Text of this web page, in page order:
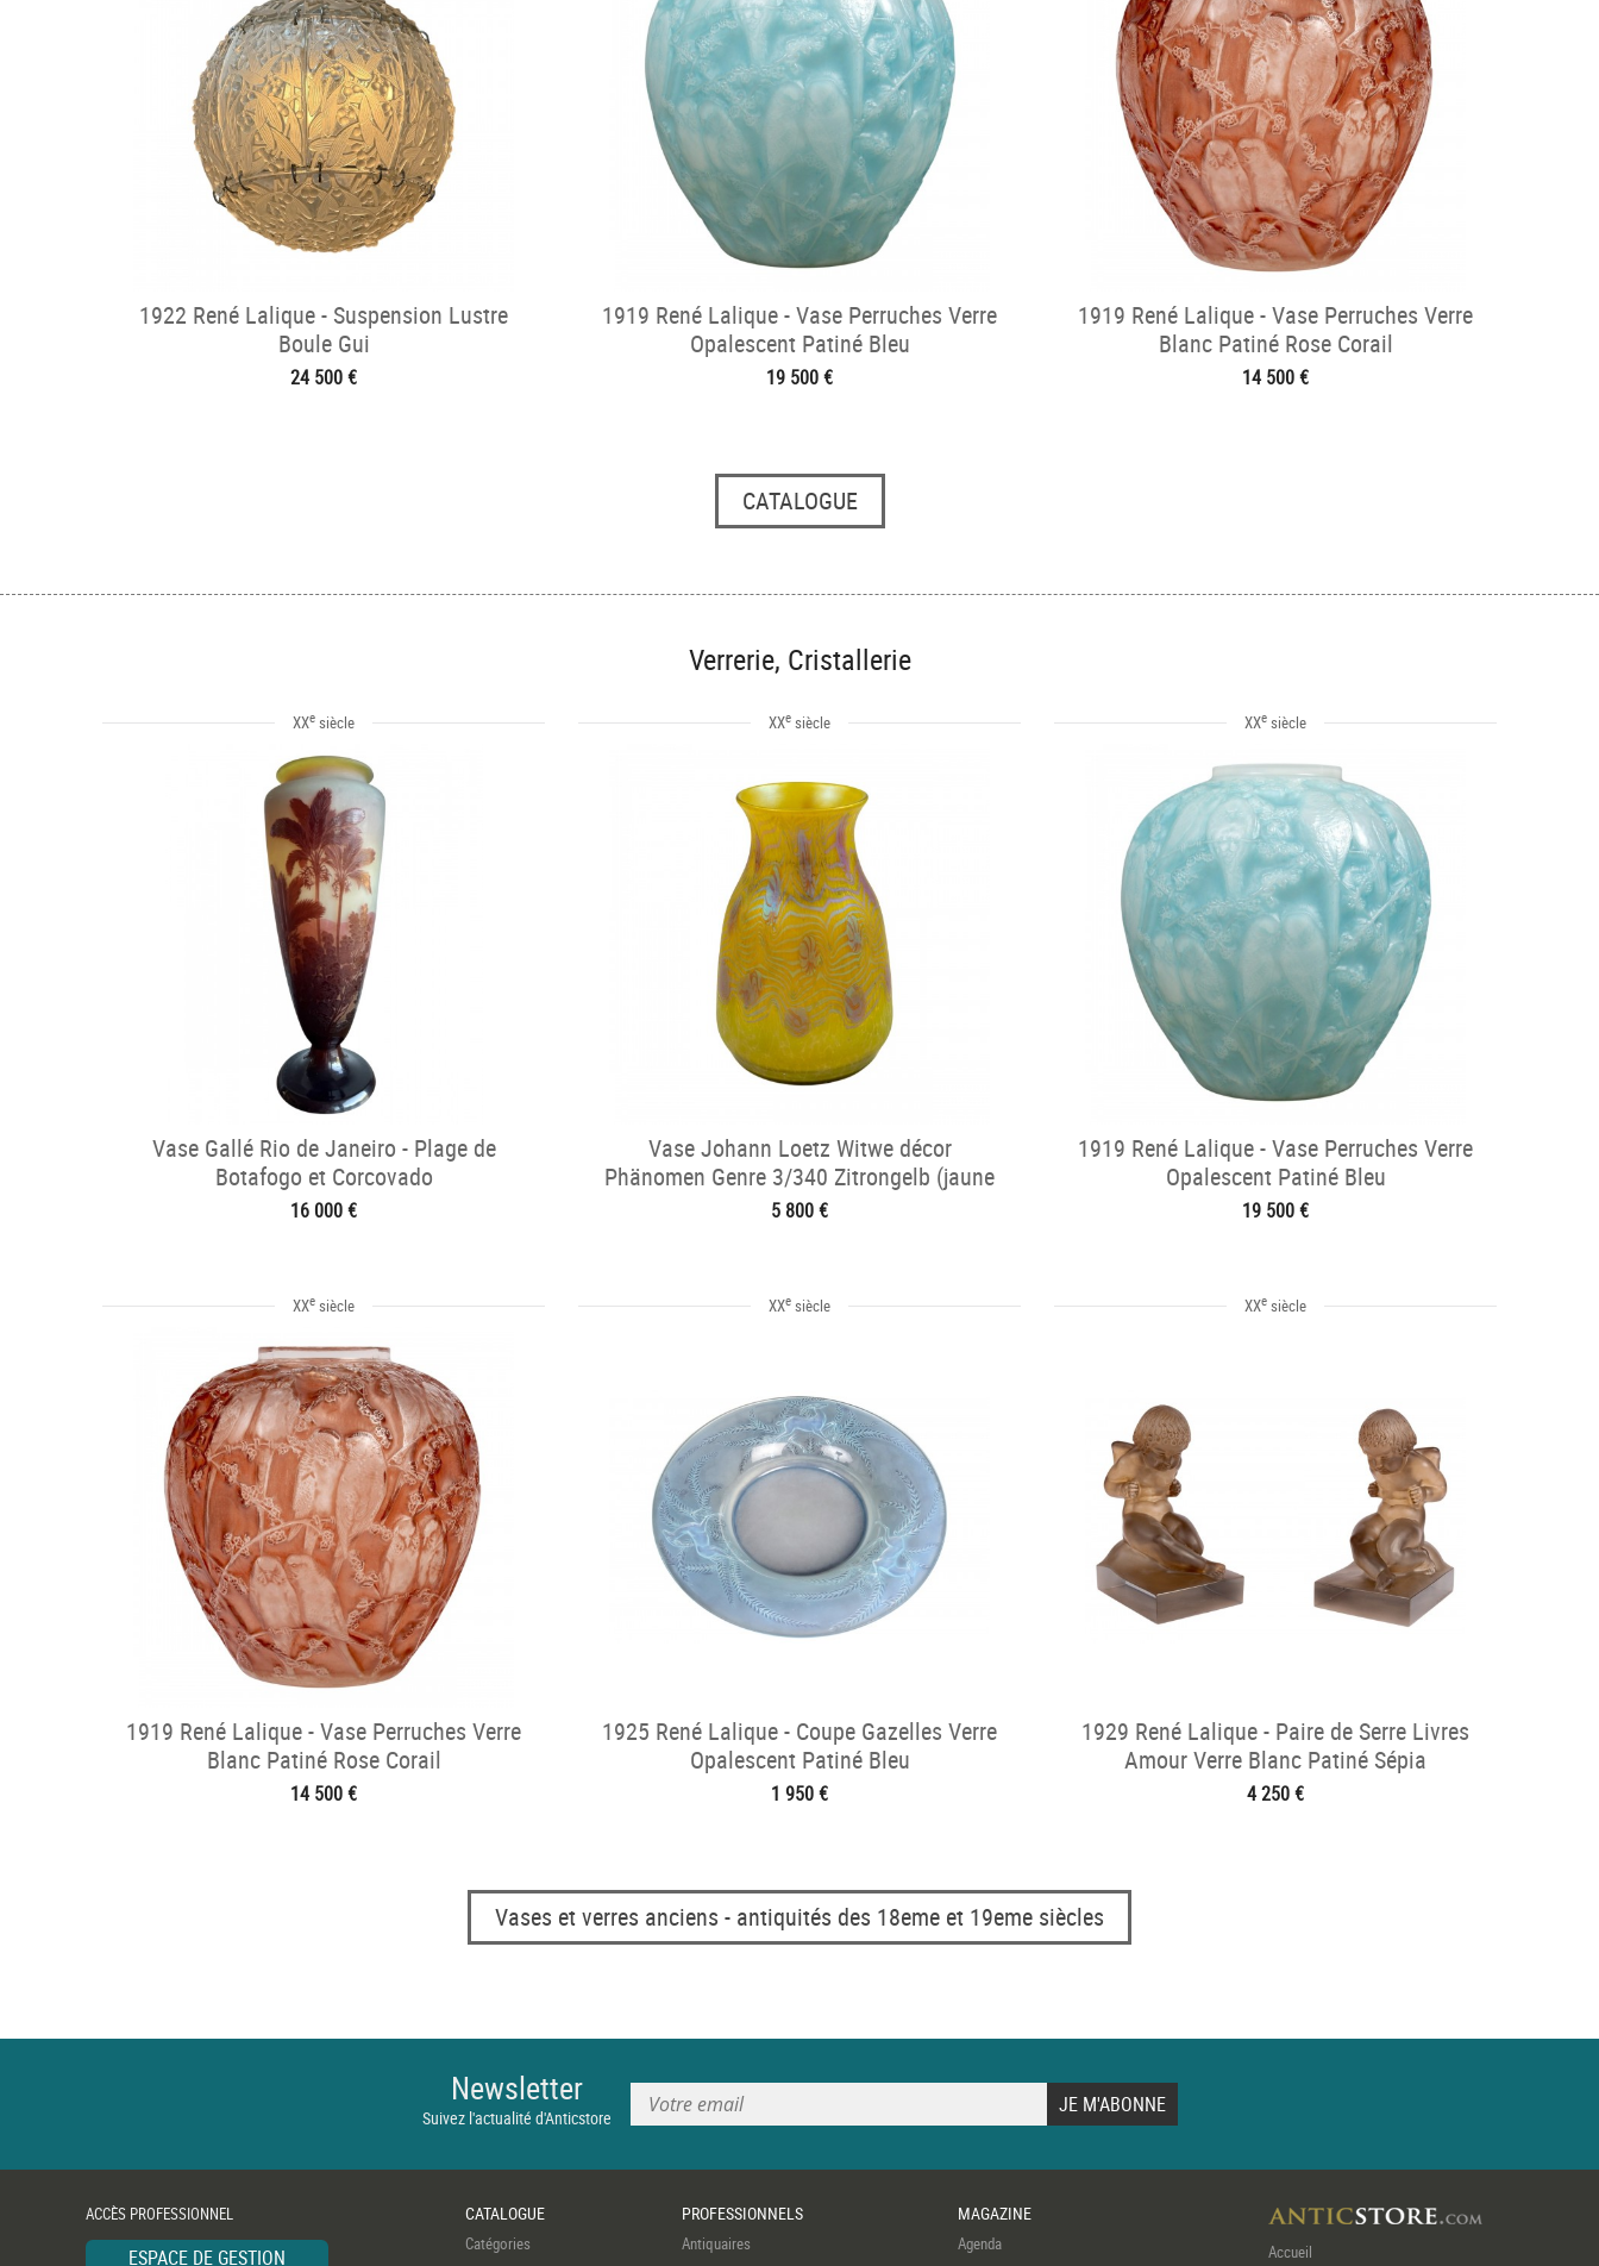
1922 René Lalique - Suspension Lustre
Boule Gui
24 500 €
1919 René Lalique - Vase Perruches Verre
Opalescent Patiné Bleu
19 500 €
1919 René Lalique - Vase Perruches Verre
Blanc Patiné Rose Corail
14 500 €
CATALOGUE
Verrerie, Cristallerie
XXe siècle
Vase Gallé Rio de Janeiro - Plage de
Botafogo et Corcovado
16 000 €
XXe siècle
Vase Johann Loetz Witwe décor
Phänomen Genre 3/340 Zitrongelb (jaune
citron vers 1903
5 800 €
XXe siècle
1919 René Lalique - Vase Perruches Verre
Opalescent Patiné Bleu
19 500 €
XXe siècle
1919 René Lalique - Vase Perruches Verre
Blanc Patiné Rose Corail
14 500 €
XXe siècle
1925 René Lalique - Coupe Gazelles Verre
Opalescent Patiné Bleu
1 950 €
XXe siècle
1929 René Lalique - Paire de Serre Livres
Amour Verre Blanc Patiné Sépia
4 250 €
Vases et verres anciens - antiquités des 18eme et 19eme siècles
Newsletter
Suivez l'actualité d'Anticstore
ACCÈS PROFESSIONNEL
ESPACE DE GESTION
CATALOGUE
Catégories
PROFESSIONNELS
Antiquaires
MAGAZINE
Agenda
Accueil